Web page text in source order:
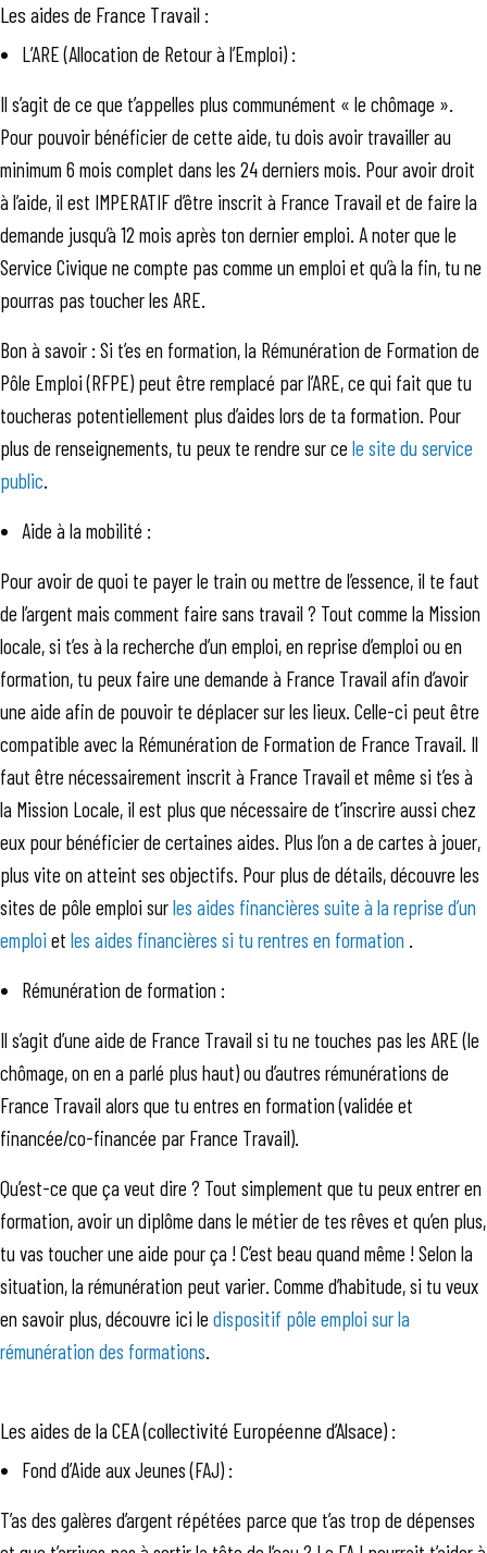
Les aides de France Travail :
L’ARE (Allocation de Retour à l’Emploi) :
Il s’agit de ce que t’appelles plus communément « le chômage ».
Pour pouvoir bénéficier de cette aide, tu dois avoir travailler au
minimum 6 mois complet dans les 24 derniers mois. Pour avoir droit
à l’aide, il est IMPERATIF d’être inscrit à France Travail et de faire la
demande jusqu’à 12 mois après ton dernier emploi. A noter que le
Service Civique ne compte pas comme un emploi et qu’à la fin, tu ne
pourras pas toucher les ARE.
Bon à savoir : Si t’es en formation, la Rémunération de Formation de
Pôle Emploi (RFPE) peut être remplacé par l’ARE, ce qui fait que tu
toucheras potentiellement plus d’aides lors de ta formation. Pour
plus de renseignements, tu peux te rendre sur ce le site du service
public.
Aide à la mobilité :
Pour avoir de quoi te payer le train ou mettre de l’essence, il te faut
de l’argent mais comment faire sans travail ? Tout comme la Mission
locale, si t’es à la recherche d’un emploi, en reprise d’emploi ou en
formation, tu peux faire une demande à France Travail afin d’avoir
une aide afin de pouvoir te déplacer sur les lieux. Celle-ci peut être
compatible avec la Rémunération de Formation de France Travail. Il
faut être nécessairement inscrit à France Travail et même si t’es à
la Mission Locale, il est plus que nécessaire de t’inscrire aussi chez
eux pour bénéficier de certaines aides. Plus l’on a de cartes à jouer,
plus vite on atteint ses objectifs. Pour plus de détails, découvre les
sites de pôle emploi surles aides financières suite à la reprise d’un
emploi et les aides financières si tu rentres en formation .
Rémunération de formation :
Il s’agit d’une aide de France Travail si tu ne touches pas les ARE (le
chômage, on en a parlé plus haut) ou d’autres rémunérations de
France Travail alors que tu entres en formation (validée et
financée/co-financée par France Travail).
Qu’est-ce que ça veut dire ? Tout simplement que tu peux entrer en
formation, avoir un diplôme dans le métier de tes rêves et qu’en plus,
tu vas toucher une aide pour ça ! C’est beau quand même ! Selon la
situation, la rémunération peut varier. Comme d’habitude, si tu veux
en savoir plus, découvre ici le dispositif pôle emploi sur la
rémunération des formations.
Les aides de la CEA (collectivité Européenne d’Alsace) :
Fond d’Aide aux Jeunes (FAJ) :
T’as des galères d’argent répétées parce que t’as trop de dépenses